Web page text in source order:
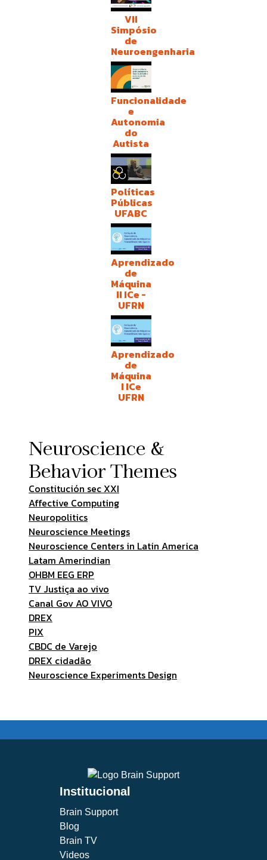
VII
Simpósio
de
Neuroengenharia
Funcionalidade
e
Autonomia
do
Autista
Políticas
Públicas
UFABC
Aprendizado
de
Máquina
II ICe -
UFRN
Aprendizado
de
Máquina
I ICe
UFRN
Neuroscience &
Behavior Themes
Constitución sec XXI
Affective Computing
Neuropolitics
Neuroscience Meetings
Neuroscience Centers in Latin America
Latam Amerindian
OHBM EEG ERP
TV Justiça ao vivo
Canal Gov AO VIVO
DREX
PIX
CBDC de Varejo
DREX cidadão
Neuroscience Experiments Design
Institucional
Brain Support
Blog
Brain TV
Videos